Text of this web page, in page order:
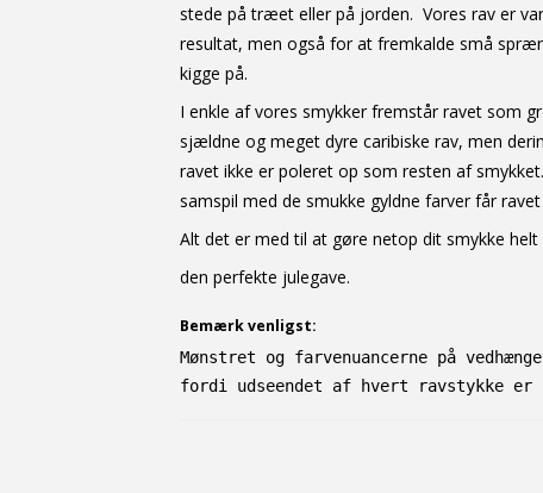
stede på træet eller på jorden. Vores rav er
resultat, men også for at fremkalde små
kigge på.
I enkle af vores smykker fremstår ravet som
sjældne og meget dyre caribiske rav, men
ravet ikke er poleret op som resten af
samspil med de smukke gyldne farver får
Alt det er med til at gøre netop dit smykke helt
den perfekte julegave.
Bemærk venligst:
Mønstret og farvenuancerne på
fordi udseendet af hvert ravstykke